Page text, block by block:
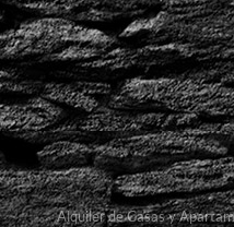
Alquiler de Casas y